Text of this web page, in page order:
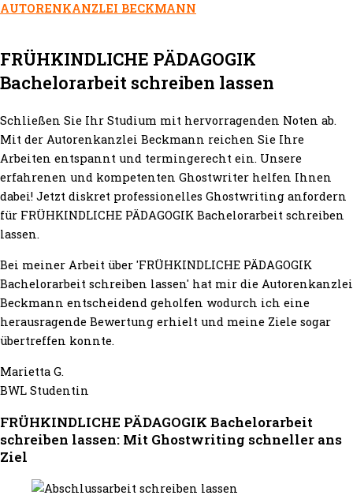
AUTORENKANZLEI BECKMANN
FRÜHKINDLICHE PÄDAGOGIK
Bachelorarbeit schreiben lassen
Schließen Sie Ihr Studium mit hervorragenden Noten ab.
Mit der Autorenkanzlei Beckmann reichen Sie Ihre
Arbeiten entspannt und termingerecht ein. Unsere
erfahrenen und kompetenten Ghostwriter helfen Ihnen
dabei! Jetzt diskret professionelles Ghostwriting anfordern
für FRÜHKINDLICHE PÄDAGOGIK Bachelorarbeit schreiben
lassen.
Bei meiner Arbeit über 'FRÜHKINDLICHE PÄDAGOGIK
Bachelorarbeit schreiben lassen' hat mir die Autorenkanzlei
Beckmann entscheidend geholfen wodurch ich eine
herausragende Bewertung erhielt und meine Ziele sogar
übertreffen konnte.
Marietta G.
BWL Studentin
FRÜHKINDLICHE PÄDAGOGIK Bachelorarbeit
schreiben lassen: Mit Ghostwriting schneller ans
Ziel